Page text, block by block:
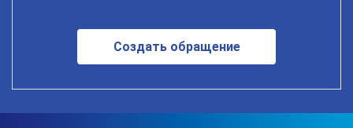
Создать обращение